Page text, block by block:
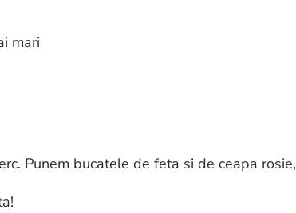
mari
Punem bucatele de feta si de ceapa rosie,